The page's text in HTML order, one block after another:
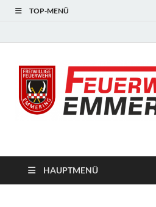
TOP-MENÜ
HAUPTMENÜ